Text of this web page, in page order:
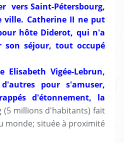
vers Saint-Pétersbourg,
ville. Catherine II ne put
hôte Diderot, qui n'a
son séjour, tout occupé
Vigée-Lebrun,
pour s'amuser,
d'étonnement, la
(5 millions d'habitants) fait
monde; située à proximité